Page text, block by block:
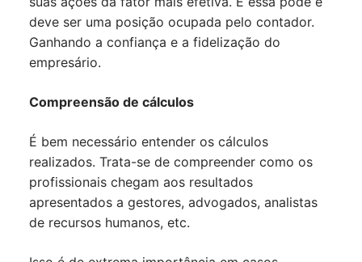
deve ser uma posição ocupada pelo contador.
Ganhando a confiança e a fidelização do
empresário.
Compreensão de cálculos
É bem necessário entender os cálculos
realizados. Trata-se de compreender como os
profissionais chegam aos resultados
apresentados a gestores, advogados, analistas
de recursos humanos, etc.